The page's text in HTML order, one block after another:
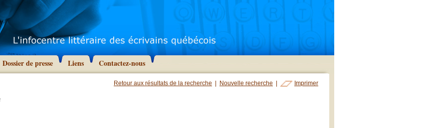
Dossier de presse Liens Contactez-nous
Retour aux résultats de la recherche Nouvelle recherche Imprimer